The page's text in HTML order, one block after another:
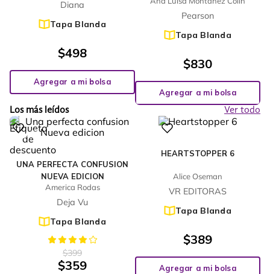
Diana
Tapa Blanda
$498
Agregar a mi bolsa
Pearson
Tapa Blanda
$830
Agregar a mi bolsa
Los más leídos
Ver todo
UNA PERFECTA CONFUSION
NUEVA EDICION
America Rodas
Deja Vu
Tapa Blanda
-10%
$399
$359
HEARTSTOPPER 6
Alice Oseman
VR EDITORAS
Tapa Blanda
$389
Agregar a mi bolsa